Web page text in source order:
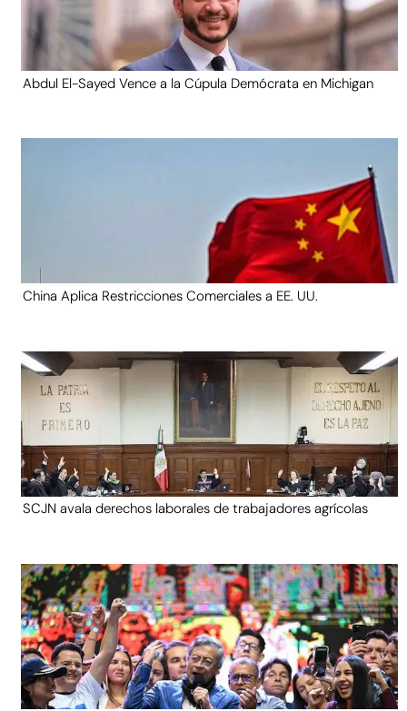
Abdul El-Sayed Vence a la Cúpula Demócrata en Michigan
China Aplica Restricciones Comerciales a EE. UU.
SCJN avala derechos laborales de trabajadores agrícolas